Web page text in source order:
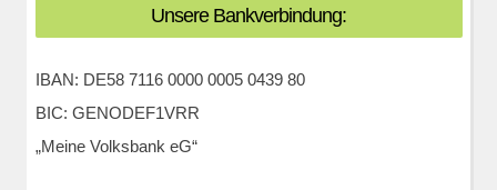
Unsere Bankverbindung:
IBAN: DE58 7116 0000 0005 0439 80
BIC: GENODEF1VRR
„Meine Volksbank eG“